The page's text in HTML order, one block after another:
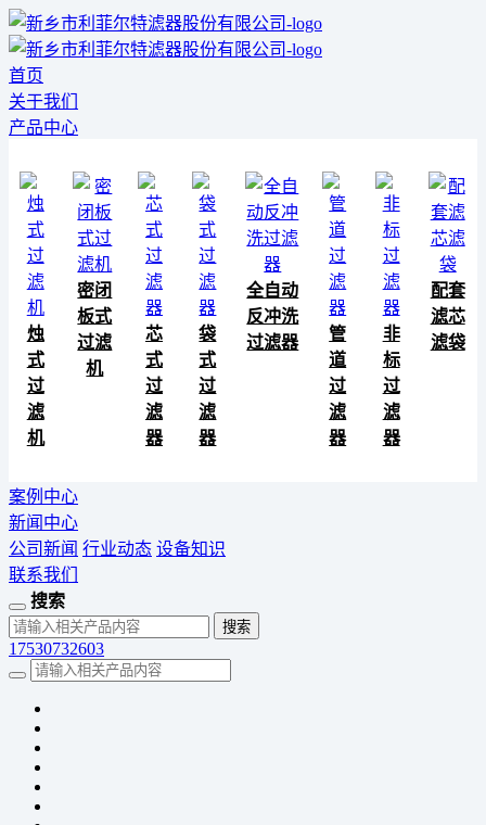
首页
关于我们
产品中心
烛
式
过
滤
机
密闭
板式
过滤
机
芯
式
过
滤
器
袋
式
过
滤
器
全自动
反冲洗
过滤器
管
道
过
滤
器
非
标
过
滤
器
配套
滤芯
滤袋
案例中心
新闻中心
公司新闻 行业动态 设备知识
联系我们
搜索
17530732603